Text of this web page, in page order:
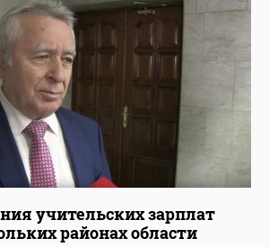
учительских зарплат
районах области